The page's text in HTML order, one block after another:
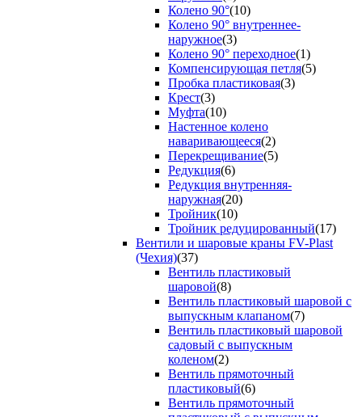
Колено 90°(10)
Колено 90° внутреннее-
наружное(3)
Колено 90° переходное(1)
Компенсирующая петля(5)
Пробка пластиковая(3)
Крест(3)
Муфта(10)
Настенное колено
наваривающееся(2)
Перекрещивание(5)
Редукция(6)
Редукция внутренняя-
наружная(20)
Тройник(10)
Тройник редуцированный(17)
Вентили и шаровые краны FV-Plast
(Чехия)(37)
Вентиль пластиковый
шаровой(8)
Вентиль пластиковый шаровой с
выпускным клапаном(7)
Вентиль пластиковый шаровой
садовый с выпускным
коленом(2)
Вентиль прямоточный
пластиковый(6)
Вентиль прямоточный